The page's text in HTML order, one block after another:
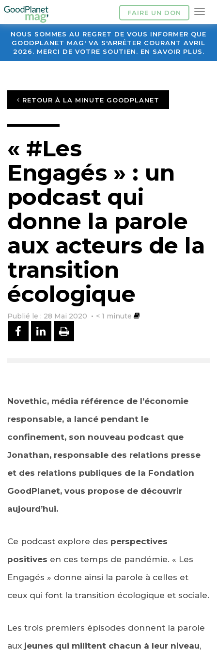
FAIRE UN DON
NOUS SOMMES AU REGRET DE VOUS INFORMER QUE
GOODPLANET MAG' VA S'ARRÊTER COURANT AVRIL
2026. MERCI DE VOTRE SOUTIEN. EN SAVOIR PLUS.
RETOUR À LA MINUTE GOODPLANET
« #Les
Engagés » : un
podcast qui
donne la parole
aux acteurs de la
transition
écologique
Publié le : 28 Mai 2020 < 1 minute
PARTAGER SUR FACEBOOK
PARTAGER SUR LINKEDIN
IMPRIMER
Novethic, média référence de l’économie
responsable, a lancé pendant le
confinement, son nouveau podcast que
Jonathan, responsable des relations presse
et des relations publiques de la Fondation
GoodPlanet, vous propose de découvrir
aujourd’hui.
Ce podcast explore des perspectives
positives en ces temps de pandémie. « Les
Engagés » donne ainsi la parole à celles et
ceux qui font la transition écologique et sociale.
Les trois premiers épisodes donnent la parole
aux jeunes qui militent chacun à leur niveau,